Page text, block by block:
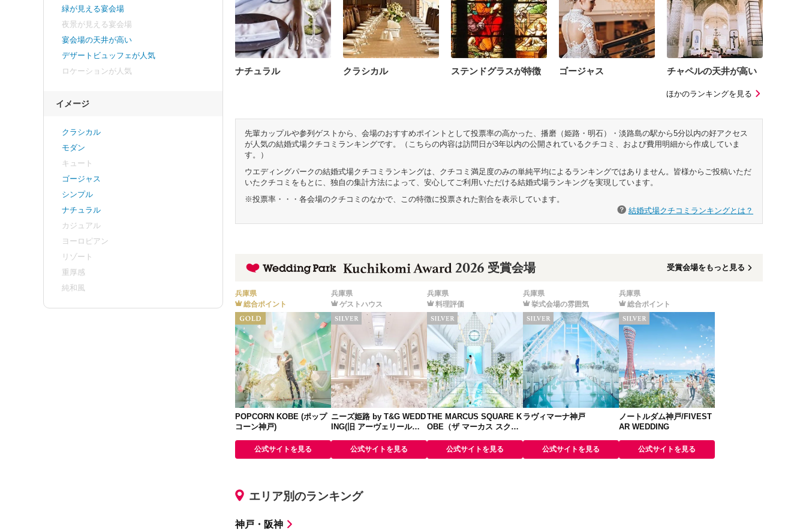
ナチュラル クラシカル ステンドグラスが特徴 ゴージャス チャペルの天井が高い
ほかのランキングを見る
先輩カップルや参列ゲストから、会場のおすすめポイントとして投票率の高かった、播磨（姫路・明石）・淡路島の駅から5分以内の好アクセス
が人気の結婚式場クチコミランキングです。（こちらの内容は訪問日が3年以内の公開されているクチコミ、および費用明細から作成していま
す。）
ウエディングパークの結婚式場クチコミランキングは、クチコミ満足度のみの単純平均によるランキングではありません。皆様からご投稿いただ
いたクチコミをもとに、独自の集計方法によって、安心してご利用いただける結婚式場ランキングを実現しています。
※投票率・・・各会場のクチコミのなかで、この特徴に投票された割合を表示しています。
結婚式場クチコミランキングとは？
2026 受賞会場 受賞会場をもっと見る
兵庫県
総合ポイント
POPCORN KOBE (ポップ
コーン神戸)
公式サイトを見る
兵庫県
ゲストハウス
ニーズ姫路 by T&G WEDD
ING(旧 アーヴェリール迎
公式サイトを見る
兵庫県
料理評価
THE MARCUS SQUARE K
OBE（ザ マーカス スクエ
公式サイトを見る
兵庫県
挙式会場の雰囲気
ラヴィマーナ神戸
公式サイトを見る
兵庫県
総合ポイント
ノートルダム神戸/FIVEST
AR WEDDING
公式サイトを見る
エリア別のランキング
神戸・阪神
緑が見える宴会場
夜景が見える宴会場
宴会場の天井が高い
デザートビュッフェが人気
ロケーションが人気
イメージ
クラシカル
モダン
キュート
ゴージャス
シンプル
ナチュラル
カジュアル
ヨーロピアン
リゾート
重厚感
純和風